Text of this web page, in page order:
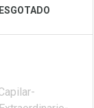
Convênio